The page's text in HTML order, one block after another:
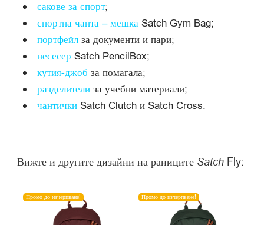
сакове за спорт;
спортна чанта – мешка Satch Gym Bag;
портфейл за документи и пари;
несесер Satch PencilBox;
кутия-джоб за помагала;
разделителиза учебни материали;
чантички Satch Clutch и Satch Cross.
Вижте и другите дизайни на раниците Satch Fly:
Промо до изчерпване! Промо до изчерпване!